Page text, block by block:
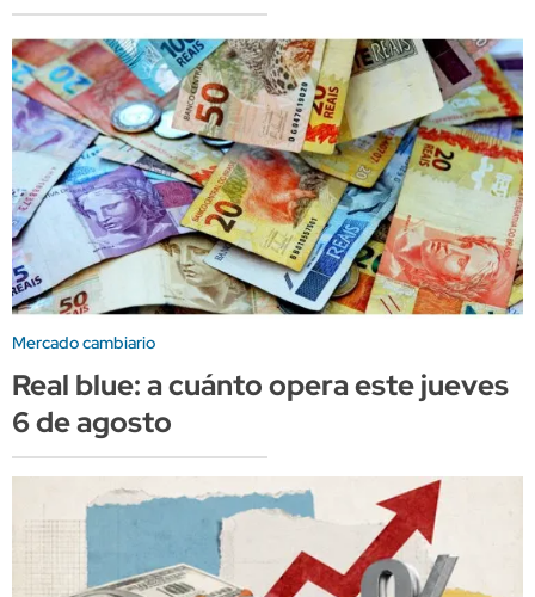
Mercado cambiario
Real blue: a cuánto opera este jueves
6 de agosto